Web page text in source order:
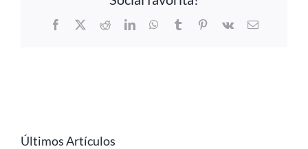
Facebook
X RedditLinkedInWhatsApp
TumblrPinterest
Vk Email
Últimos Artículos